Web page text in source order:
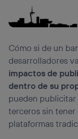
Cómo si de un
desarrolladores
impactos de
dentro de su
pueden publicitar
terceros sin tener
plataformas